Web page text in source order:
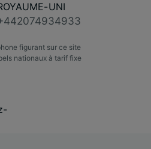
UNI
figurant sur ce site
nationaux à tarif fixe